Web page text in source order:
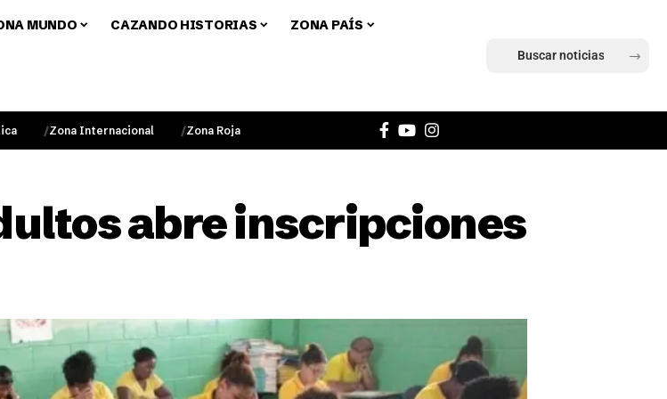
MUNDO CAZANDO HISTORIAS ZONA PAÍS
Zona Internacional Zona Roja
abre inscripciones